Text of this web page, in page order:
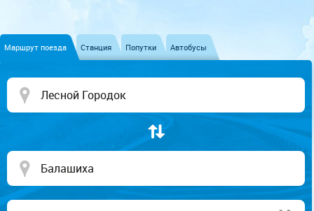
Маршрут поезда Станция Попутки Автобусы